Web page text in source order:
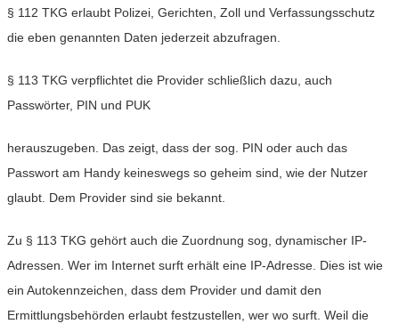
§ 112 TKG erlaubt Polizei, Gerichten, Zoll und Verfassungsschutz
die eben genannten Daten jederzeit abzufragen.
§ 113 TKG verpflichtet die Provider schließlich dazu, auch
Passwörter, PIN und PUK
herauszugeben. Das zeigt, dass der sog. PIN oder auch das
Passwort am Handy keineswegs so geheim sind, wie der Nutzer
glaubt. Dem Provider sind sie bekannt.
Zu § 113 TKG gehört auch die Zuordnung sog, dynamischer IP-
Adressen. Wer im Internet surft erhält eine IP-Adresse. Dies ist wie
ein Autokennzeichen, dass dem Provider und damit den
Ermittlungsbehörden erlaubt festzustellen, wer wo surft. Weil die